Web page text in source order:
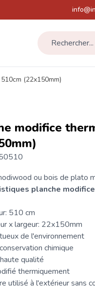
Rechercher...
(22x150mm)
modifice
ou bois de plato
planche
510 cm
x largeur: 22x150mm
de l'environnement
chimique
qualité
thermiquement
utilisé à l'extérieur sans